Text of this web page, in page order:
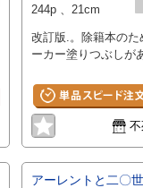
244p 、21cm
改訂版.。除籍本のた
ーカー塗りつぶしが
す。
アーレントと二〇